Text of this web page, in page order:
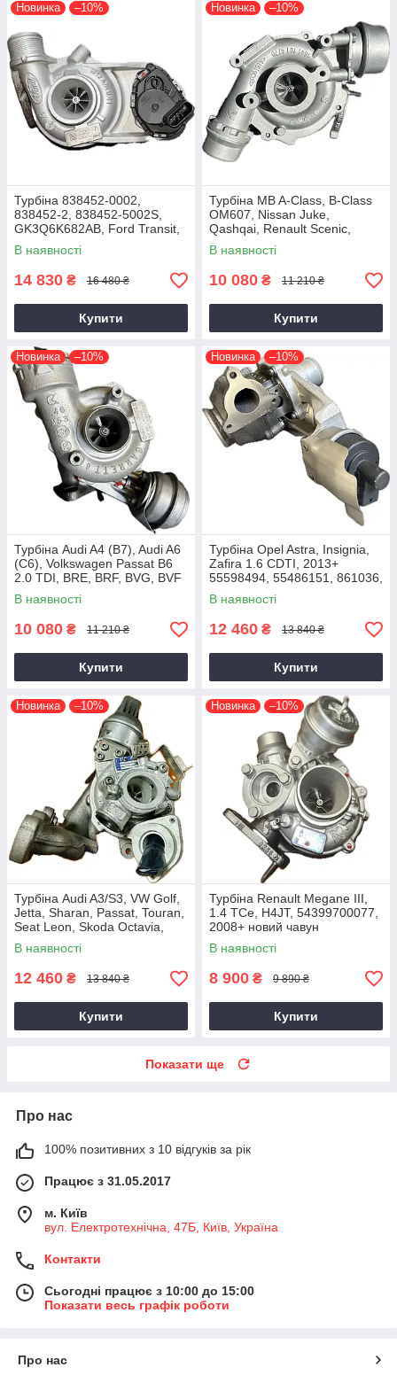
Новинка –10%
Турбіна 838452-0002,
838452-2, 838452-5002S,
GK3Q6K682AB, Ford Transit,
Tourneo EcoBlue YNFS,
YNF6, 2.0D, GTD1444V
В наявності
14 830 ₴ 16 480 ₴
Купити
Новинка –10%
Турбіна MB A-Class, B-Class
OM607, Nissan Juke,
Qashqai, Renault Scenic,
Kadjar, Megane K9K, 1.5 dCi,
2014+
В наявності
10 080 ₴ 11 210 ₴
Купити
Новинка –10%
Турбіна Audi A4 (B7), Audi A6
(C6), Volkswagen Passat B6
2.0 TDI, BRE, BRF, BVG, BVF
2004+
В наявності
10 080 ₴ 11 210 ₴
Купити
Новинка –10%
Турбіна Opel Astra, Insignia,
Zafira 1.6 CDTI, 2013+
55598494, 55486151, 861036,
54389700021, 54389700003
В наявності
12 460 ₴ 13 840 ₴
Купити
Новинка –10%
Турбіна Audi A3/S3, VW Golf,
Jetta, Sharan, Passat, Touran,
Seat Leon, Skoda Octavia,
Superb 2.0 TDI, CKRA
В наявності
12 460 ₴ 13 840 ₴
Купити
Новинка –10%
Турбіна Renault Megane III,
1.4 TCe, H4JT, 54399700077,
2008+ новий чавун
В наявності
8 900 ₴ 9 890 ₴
Купити
Показати ще
Про нас
100% позитивних з 10 відгуків за рік
Працює з 31.05.2017
м. Київ
вул. Електротехнічна, 47Б, Київ, Україна
Контакти
Сьогодні працює з 10:00 до 15:00
Показати весь графік роботи
Про нас